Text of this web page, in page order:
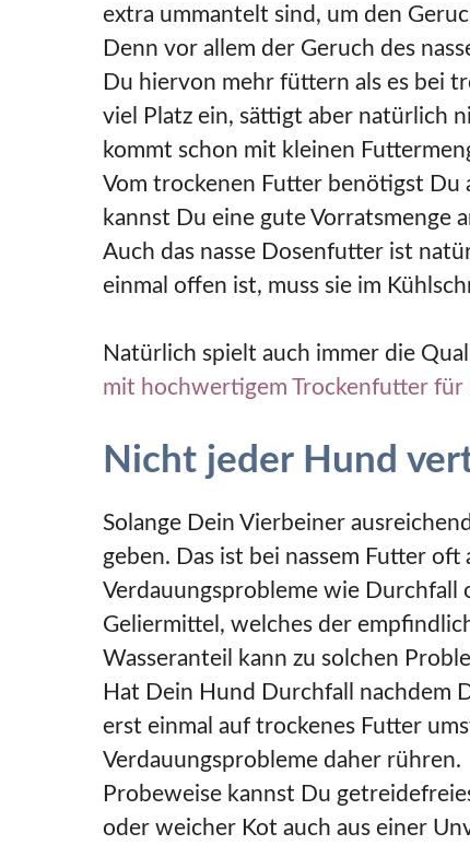
extra ummantelt sind, um den
Denn vor allem der Geruch des
Du hiervon mehr füttern als es bei
viel Platz ein, sättigt aber natürlich
kommt schon mit kleinen
Vom trockenen Futter benötigst Du
kannst Du eine gute Vorratsmenge
Auch das nasse Dosenfutter ist
einmal offen ist, muss sie im
Natürlich spielt auch immer die
mit hochwertigem Trockenfutter für
Nicht jeder Hund
Solange Dein Vierbeiner
geben. Das ist bei nassem Futter
Verdauungsprobleme wie Durchfall
Geliermittel, welches der
Wasseranteil kann zu solchen
Hat Dein Hund Durchfall nachdem
erst einmal auf trockenes Futter
Verdauungsprobleme daher rühren.
Probeweise kannst Du
oder weicher Kot auch aus einer